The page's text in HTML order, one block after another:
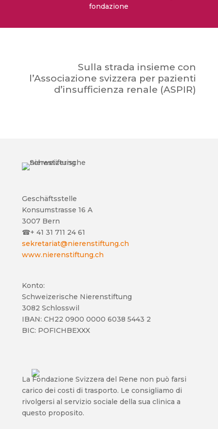
fondazione
Sulla strada insieme con
l’Associazione svizzera per pazienti
d’insufficienza renale (ASPIR)
Geschäftsstelle
Konsumstrasse 16 A
3007 Bern
☎+ 41 31 711 24 61
sekretariat@nierenstiftung.ch
www.nierenstiftung.ch
Konto:
Schweizerische Nierenstiftung
3082 Schlosswil
IBAN: CH22 0900 0000 6038 5443 2
BIC: POFICHBEXXX
La Fondazione Svizzera del Rene non può farsi
carico dei costi di trasporto. Le consigliamo di
rivolgersi al servizio sociale della sua clinica a
questo proposito.